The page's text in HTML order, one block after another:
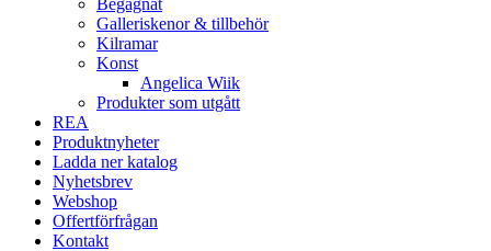
Begagnat
Galleriskenor & tillbehör
Kilramar
Konst
Angelica Wiik
Produkter som utgått
REA
Produktnyheter
Ladda ner katalog
Nyhetsbrev
Webshop
Offertförfrågan
Kontakt